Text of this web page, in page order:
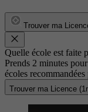
Trouver ma
Quelle école est faite
Prends 2 minutes
écoles
Trouver